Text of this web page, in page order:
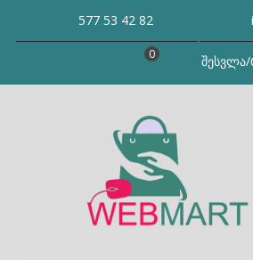
577 53 42 82
შესვლა/
0